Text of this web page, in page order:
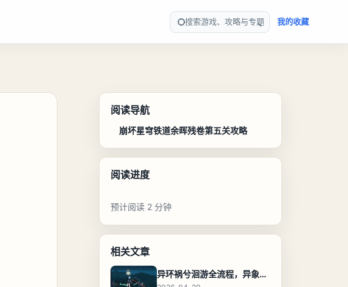
搜索游戏、攻略与专题 我的收藏
阅读导航
崩坏星穹铁道余晖残卷第五关攻略
阅读进度
预计阅读 2 分钟
相关文章
异环祸兮洄游全流程，异象委托任务通关攻略